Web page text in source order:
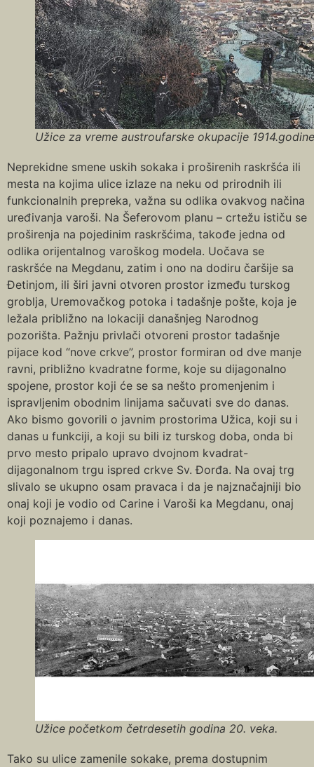
Užice za vreme austroufarske okupacije 1914.godine
Neprekidne smene uskih sokaka i proširenih raskršća ili
mesta na kojima ulice izlaze na neku od prirodnih ili
funkcionalnih prepreka, važna su odlika ovakvog načina
uređivanja varoši. Na Šeferovom planu – crtežu ističu se
proširenja na pojedinim raskršćima, takođe jedna od
odlika orijentalnog varoškog modela. Uočava se
raskršće na Megdanu, zatim i ono na dodiru čaršije sa
Đetinjom, ili širi javni otvoren prostor između turskog
groblja, Uremovačkog potoka i tadašnje pošte, koja je
ležala približno na lokaciji današnjeg Narodnog
pozorišta. Pažnju privlači otvoreni prostor tadašnje
pijace kod “nove crkve”, prostor formiran od dve manje
ravni, približno kvadratne forme, koje su dijagonalno
spojene, prostor koji će se sa nešto promenjenim i
ispravljenim obodnim linijama sačuvati sve do danas.
Ako bismo govorili o javnim prostorima Užica, koji su i
danas u funkciji, a koji su bili iz turskog doba, onda bi
prvo mesto pripalo upravo dvojnom kvadrat-
dijagonalnom trgu ispred crkve Sv. Đorđa. Na ovaj trg
slivalo se ukupno osam pravaca i da je najznačajniji bio
onaj koji je vodio od Carine i Varoši ka Megdanu, onaj
koji poznajemo i danas.
Užice početkom četrdesetih godina 20. veka.
Tako su ulice zamenile sokake, prema dostupnim